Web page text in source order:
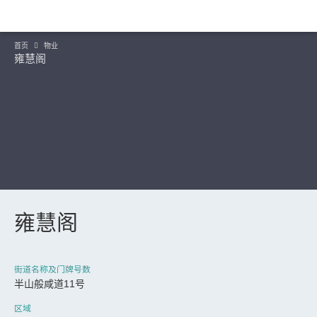
首页 物业
雍慧阁
雍慧阁
街道名称及门牌号数
半山般咸道11号
区域